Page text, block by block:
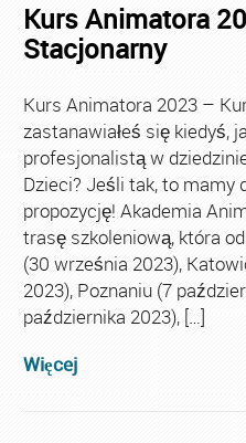
Kurs Animatora
Stacjonarny
Kurs Animatora 2023 –
zastanawiałeś się kiedyś,
profesjonalistą w
Dzieci? Jeśli tak, to mamy
propozycję! Akademia
trasę szkoleniową, która
(30 września 2023),
2023), Poznaniu (7
października 2023), […]
Więcej